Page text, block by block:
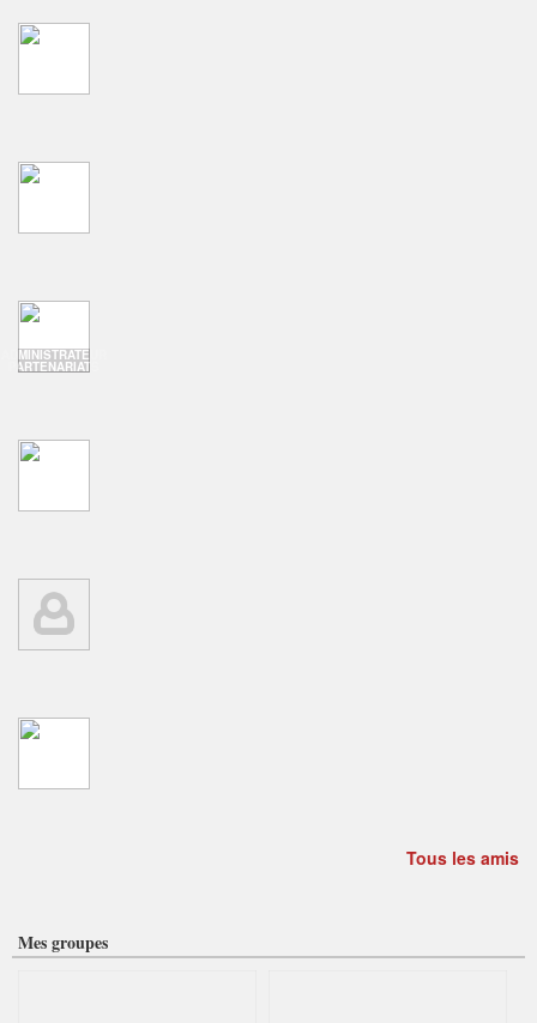
ADMINISTRATEUR
PARTENARIATS
Tous les amis
Mes groupes